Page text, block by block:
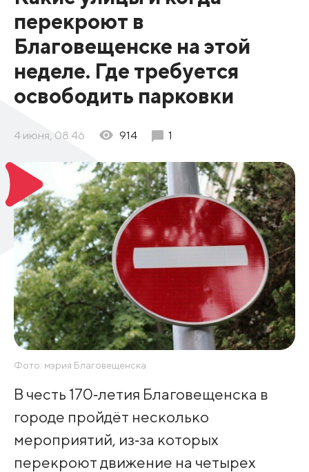
перекроют в
Благовещенске на этой
неделе. Где требуется
освободить парковки
4 июня, 08:46 914 1
Фото: мэрия Благовещенска
В честь 170‑летия Благовещенска в
городе пройдёт несколько
мероприятий, из‑за которых
перекроют движение на четырех